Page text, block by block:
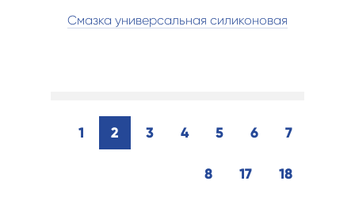
Смазка универсальная силиконовая
1 2 3 4 5 6 7
8 17 18